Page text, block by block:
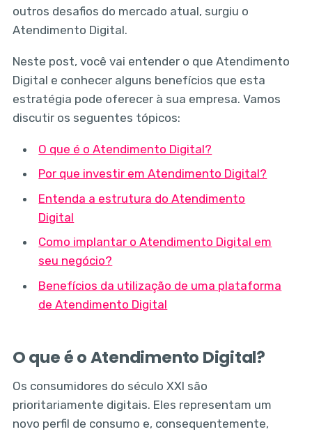
outros desafios do mercado atual, surgiu o
Atendimento Digital.
Neste post, você vai entender o que Atendimento
Digital e conhecer alguns benefícios que esta
estratégia pode oferecer à sua empresa. Vamos
discutir os seguentes tópicos:
O que é o Atendimento Digital?
Por que investir em Atendimento Digital?
Entenda a estrutura do Atendimento
Digital
Como implantar o Atendimento Digital em
seu negócio?
Benefícios da utilização de uma plataforma
de Atendimento Digital
O que é o Atendimento Digital?
Os consumidores do século XXI são
prioritariamente digitais. Eles representam um
novo perfil de consumo e, consequentemente,